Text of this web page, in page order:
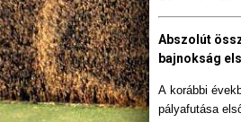
Abszolút
bajnokság
A korábbi
pályafutása